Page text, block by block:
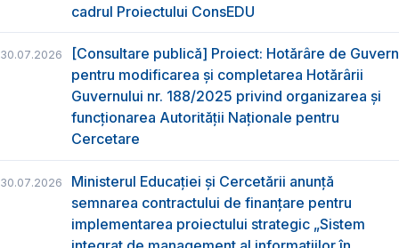
cadrul Proiectului ConsEDU
30.07.2026
[Consultare publică] Proiect: Hotărâre de Guvern
pentru modificarea și completarea Hotărârii
Guvernului nr. 188/2025 privind organizarea şi
funcţionarea Autorităţii Naţionale pentru
Cercetare
30.07.2026
Ministerul Educației și Cercetării anunță
semnarea contractului de finanțare pentru
implementarea proiectului strategic „Sistem